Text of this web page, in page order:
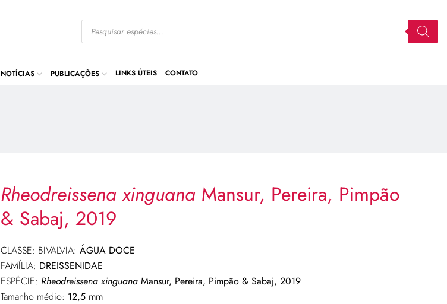
NOTÍCIAS PUBLICAÇÕES LINKS ÚTEIS CONTATO
Rheodreissena xinguana Mansur, Pereira, Pimpão
& Sabaj, 2019
CLASSE: BIVALVIA: ÁGUA DOCE
FAMÍLIA: DREISSENIDAE
ESPÉCIE: Rheodreissena xinguanaMansur, Pereira, Pimpão & Sabaj, 2019
Tamanho médio: 12,5 mm